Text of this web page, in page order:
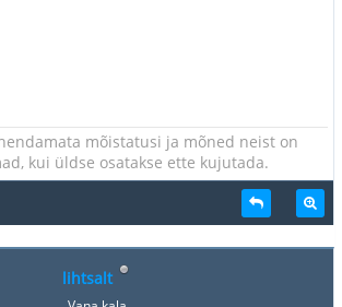
mõistatusi ja mõned neist on
kui üldse osatakse ette kujutada.
lihtsalt